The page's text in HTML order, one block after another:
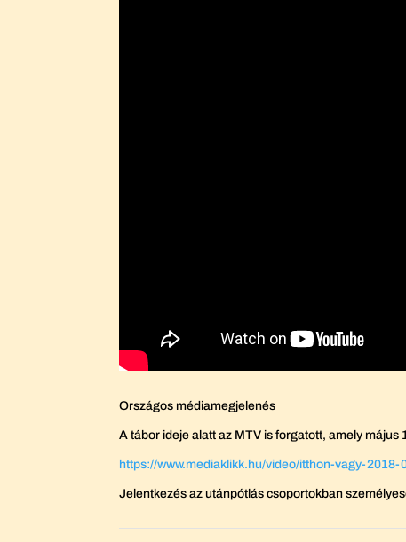
Országos médiamegjelenés
A tábor ideje alatt az MTV is forgatott, amely
https://www.mediaklikk.hu/video/itthon-vagy-
Jelentkezés az utánpótlás csoportokban